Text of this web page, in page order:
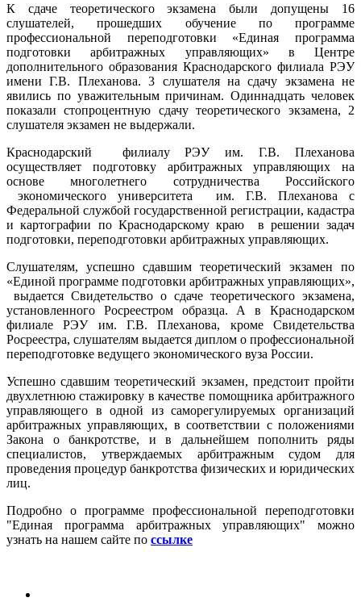
К сдаче теоретического экзамена были допущены 16
слушателей, прошедших обучение по программе
профессиональной переподготовки «Единая программа
подготовки арбитражных управляющих» в Центре
дополнительного образования Краснодарского филиала РЭУ
имени Г.В. Плеханова. 3 слушателя на сдачу экзамена не
явились по уважительным причинам. Одиннадцать человек
показали стопроцентную сдачу теоретического экзамена, 2
слушателя экзамен не выдержали.
Краснодарский филиалу РЭУ им. Г.В. Плеханова
осуществляет подготовку арбитражных управляющих на
основе многолетнего сотрудничества Российского
экономического университета им. Г.В. Плеханова с
Федеральной службой государственной регистрации, кадастра
и картографии по Краснодарскому краю в решении задач
подготовки, переподготовки арбитражных управляющих.
Слушателям, успешно сдавшим теоретический экзамен по
«Единой программе подготовки арбитражных управляющих»,
выдается Свидетельство о сдаче теоретического экзамена,
установленного Росреестром образца. А в Краснодарском
филиале РЭУ им. Г.В. Плеханова, кроме Свидетельства
Росреестра, слушателям выдается диплом о профессиональной
переподготовке ведущего экономического вуза России.
Успешно сдавшим теоретический экзамен, предстоит пройти
двухлетнюю стажировку в качестве помощника арбитражного
управляющего в одной из саморегулируемых организаций
арбитражных управляющих, в соответствии с положениями
Закона о банкротстве, и в дальнейшем пополнить ряды
специалистов, утверждаемых арбитражным судом для
проведения процедур банкротства физических и юридических
лиц.
Подробно о программе профессиональной переподготовки
"Единая программа арбитражных управляющих" можно
узнать на нашем сайте по ссылке